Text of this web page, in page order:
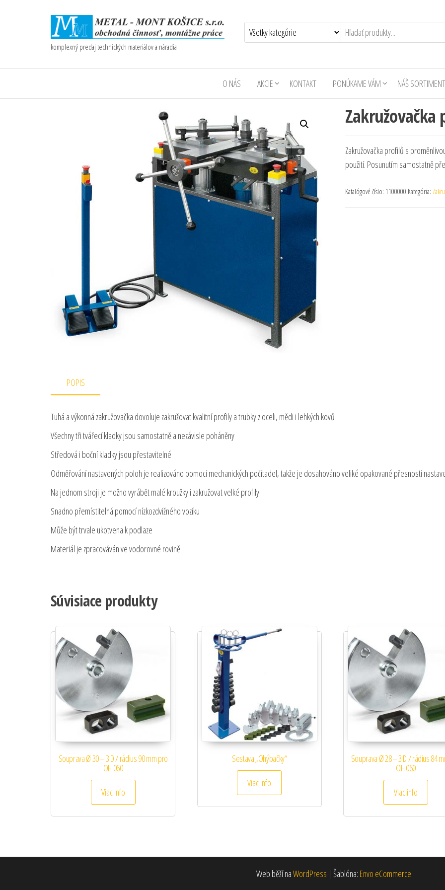
komplexný predaj technických materiálov a náradia
O NÁS AKCIE KONTAKT PONÚKAME VÁM NÁŠ SORTIMENT
Zakružovačka
Zakružovačka profilů s
použití. Posunutím samostatně
Katalógové číslo: 1100000 Kategória:
POPIS
Tuhá a výkonná zakružovačka dovoluje zakružovat kvalitní profily a trubky z oceli, mědi i lehkých kovů
Všechny tři tvářecí kladky jsou samostatně a nezávisle poháněny
Středová i boční kladky jsou přestavitelné
Odměřování nastavených poloh je realizováno pomocí mechanických počítadel, takže je dosahováno veliké opakované přesnosti
Na jednom stroji je možno vyrábět malé kroužky i zakružovat velké profily
Snadno přemístitelná pomocí nízkozdvižného vozíku
Může být trvale ukotvena k podlaze
Materiál je zpracováván ve vodorovné rovině
Súvisiace produkty
Souprava Ø 30 – 3 D / rádius 90 mm pro
OH 060
Viac info
Sestava „Ohýbačky“
Viac info
Souprava Ø 28 – 3 D / rádius 84
OH 060
Viac info
Web běží naWordPress | Šablóna: Envo eCommerce